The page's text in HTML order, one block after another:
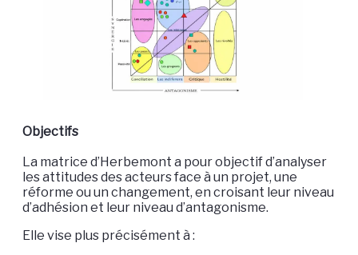
Objectifs
La matrice d’Herbemont a pour objectif d’analyser
les attitudes des acteurs face à un projet, une
réforme ou un changement, en croisant leur niveau
d’adhésion et leur niveau d’antagonisme.
Elle vise plus précisément à :